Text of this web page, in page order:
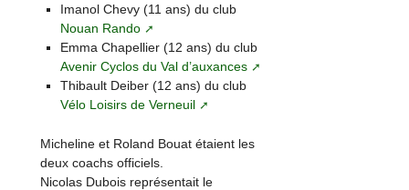
Imanol Chevy (11 ans) du club
Nouan Rando
Emma Chapellier (12 ans) du club
Avenir Cyclos du Val d’auxances
Thibault Deiber (12 ans) du club
Vélo Loisirs de Verneuil
Micheline et Roland Bouat étaient les
deux coachs officiels.
Nicolas Dubois représentait le